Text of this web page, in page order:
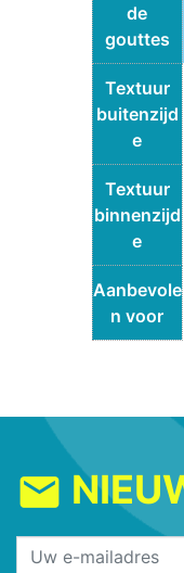
de
gouttes
Textuur
buitenzijd
e
Textuur
binnenzijd
e
Aanbevole
n voor
mail